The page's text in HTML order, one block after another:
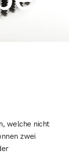
welche nicht
zwei